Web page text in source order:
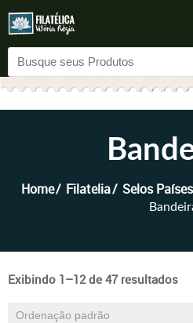
Home Filatelia Selos Países
Exibindo 1–12 de 47 resultados